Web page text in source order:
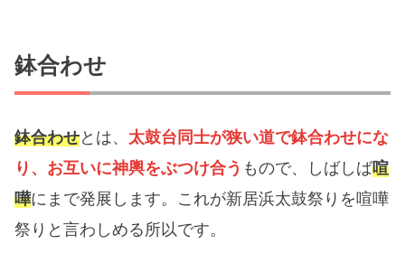
鉢合わせ
鉢合わせとは、 太鼓台同士が狭い道で鉢合わせにな
り、お互いに神輿をぶつけ合う もので、しばしば喧
嘩にまで発展します。これが新居浜太鼓祭りを喧嘩
祭りと言わしめる所以です。